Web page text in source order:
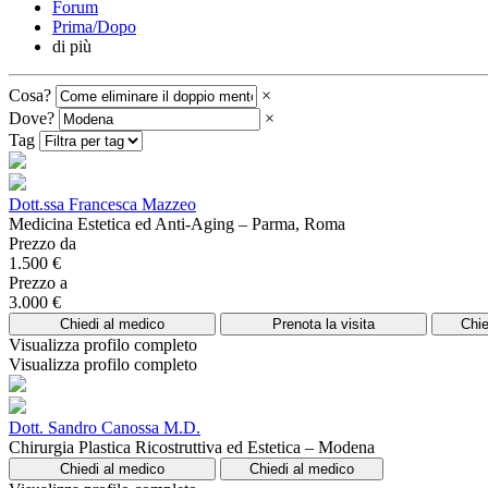
Forum
Prima/Dopo
di più
Cosa?
×
Dove?
×
Tag
Dott.ssa Francesca Mazzeo
Medicina Estetica ed Anti-Aging – Parma, Roma
Prezzo da
1.500 €
Prezzo a
3.000 €
Chiedi al medico Prenota la visita
Visualizza profilo completo
Visualizza profilo completo
Dott. Sandro Canossa M.D.
Chirurgia Plastica Ricostruttiva ed Estetica – Modena
Chiedi al medico Chiedi al medico